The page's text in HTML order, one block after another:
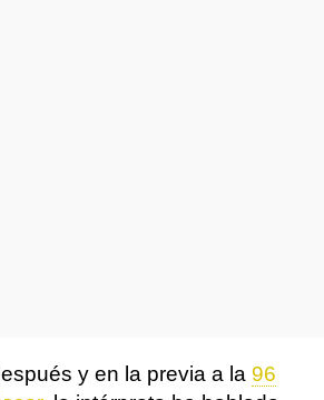
y en la previa a la 96